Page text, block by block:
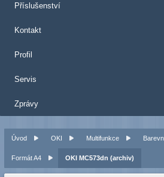
Příslušenství
Kontakt
Profil
Servis
Zprávy
Úvod OKI Multifunkce
Formát A4 OKI MC573dn (archiv)